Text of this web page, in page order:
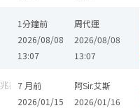
1分鐘前
2026/08/08
13:07
周代運
2026/08/08
13:07
兆赫 鑫科 碩禾 協易機
7 月前
2026/01/15
阿Sir.艾斯
2026/01/16